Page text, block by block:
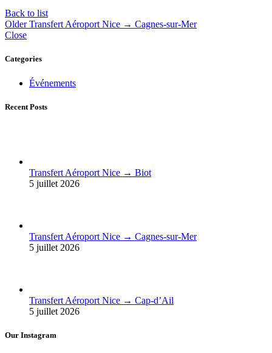
Back to list
Older Transfert Aéroport Nice → Cagnes-sur-Mer
Close
Categories
Événements
Recent Posts
Transfert Aéroport Nice → Biot
5 juillet 2026
Transfert Aéroport Nice → Cagnes-sur-Mer
5 juillet 2026
Transfert Aéroport Nice → Cap-d’Ail
5 juillet 2026
Our Instagram